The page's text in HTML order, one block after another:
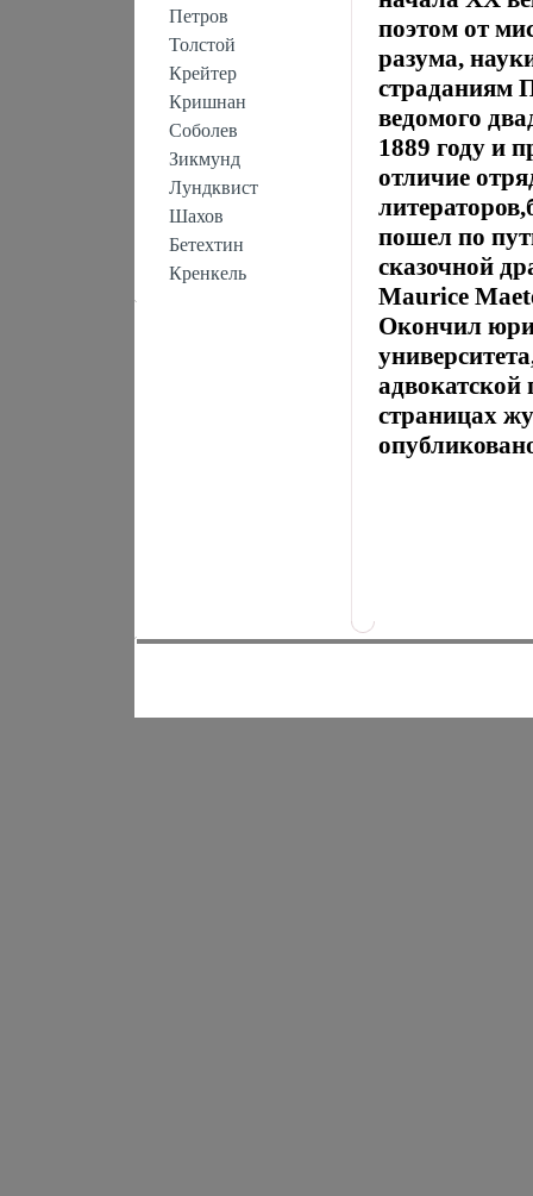
Петров
Толстой
Крейтер
Кришнан
Соболев
Зикмунд
Лундквист
Шахов
Бетехтин
Кренкель
поэтом от
разума,
страданиям
ведомого
1889 году и
отличие
пошел по
сказочной
Maurice
Окончил
адвокатской
страницах